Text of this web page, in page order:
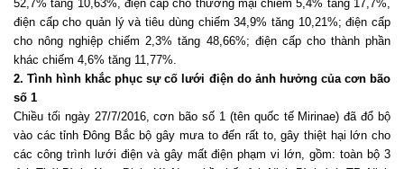
52,7% tăng 10,63%, điện cấp cho thương mại chiếm 5,4% tăng 17,7%,
điện cấp cho quản lý và tiêu dùng chiếm 34,9% tăng 10,21%; điện cấp
cho nông nghiệp chiếm 2,3% tăng 48,66%; điện cấp cho thành phần
khác chiếm 4,6% tăng 11,77%.
2. Tình hình khắc phục sự cố lưới điện do ảnh hưởng của cơn bão
số 1
Chiều tối ngày 27/7/2016, cơn bão số 1 (tên quốc tế Mirinae) đã đổ bộ
vào các tỉnh Đông Bắc bộ gây mưa to đến rất to, gây thiệt hại lớn cho
các công trình lưới điện và gây mất điện phạm vi lớn, gồm: toàn bộ 3